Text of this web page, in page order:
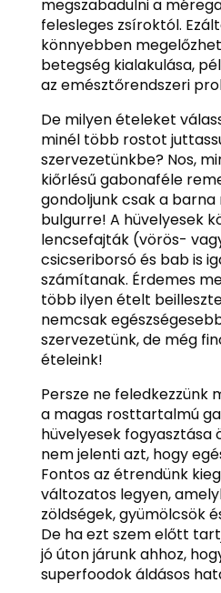
megszabadulni a
felesleges zsíroktól.
könnyebben
betegség kialakulása,
az emésztőrendszeri
De milyen ételeket
minél több rostot
szervezetünkbe? Nos,
kiőrlésű gabonaféle
gondoljunk csak a barna
bulgurre! A hüvelyesek
lencsefajták (vörös-
csicseriborsó és bab is
számítanak. Érdemes
több ilyen ételt
nemcsak
szervezetünk, de még
ételeink!
Persze ne feledkezzünk
a magas rosttartalmú
hüvelyesek fogyasztása
nem jelenti azt, hogy
Fontos az étrendünk
változatos legyen,
zöldségek, gyümölcsök
De ha ezt szem előtt
jó úton járunk ahhoz,
superfoodok áldásos